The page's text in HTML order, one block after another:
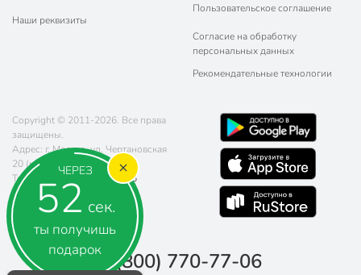
ЧЕРЕЗ
52 сек.
ты получишь
подарок
Наши реквизиты
Пользовательское соглашение
Согласие на обработку
персональных данных
Рекомендательные технологии
Copyright © 2011-2026. Все права
защищены.
Адрес: г. Москва, ул. Чертановская
20 (метро Южная)
Телефон:
8 (800) 770-77-06
Почта:sales@poryadok.ru
8 (800) 770-77-06